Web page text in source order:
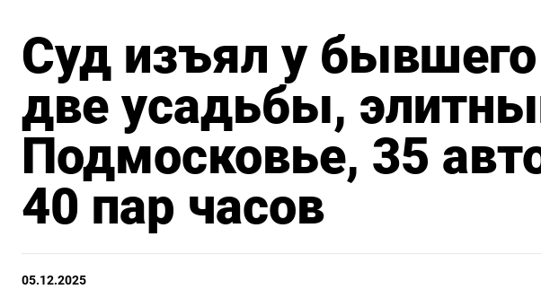
Суд изъял у
две усадьбы,
Подмосковье, 35
40 пар часов
05.12.2025